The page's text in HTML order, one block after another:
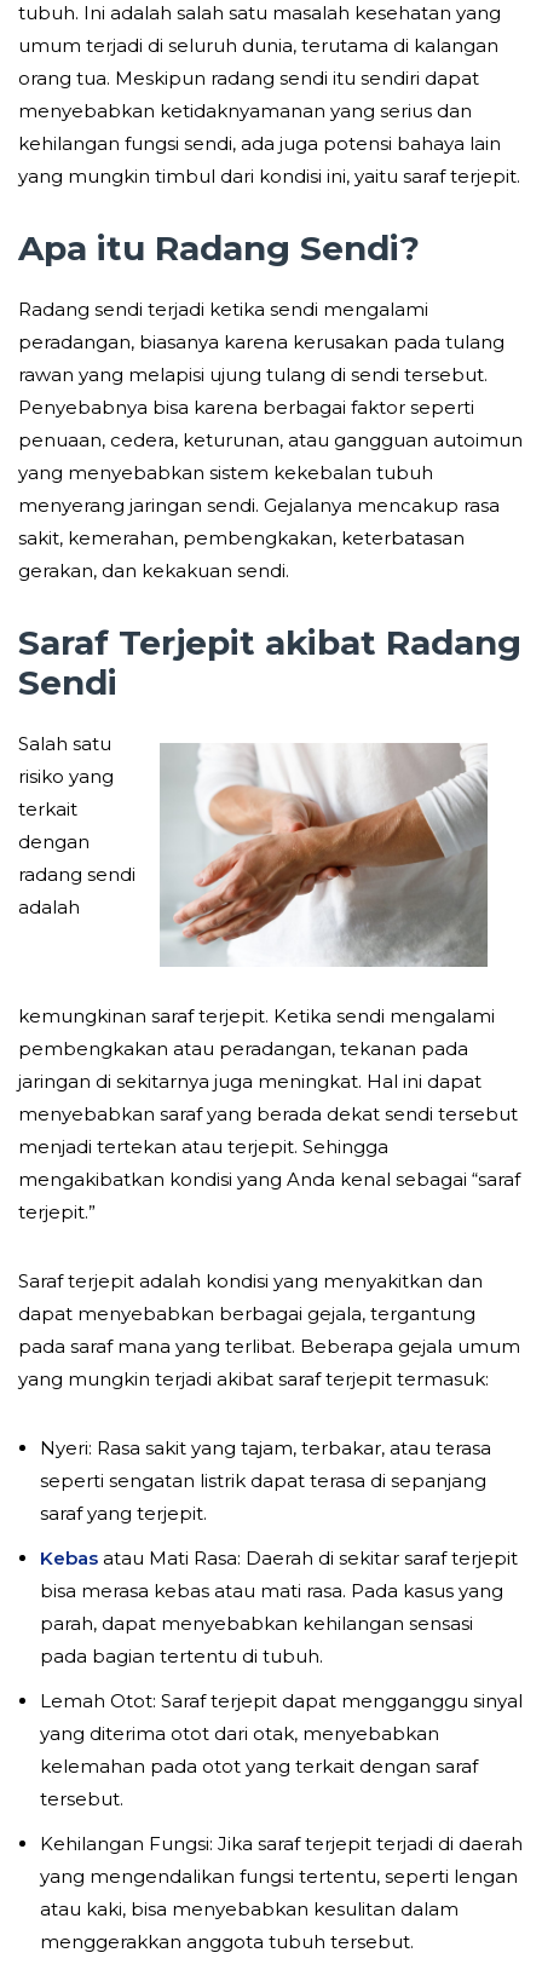
tubuh. Ini adalah salah satu masalah kesehatan yang
umum terjadi di seluruh dunia, terutama di kalangan
orang tua. Meskipun radang sendi itu sendiri dapat
menyebabkan ketidaknyamanan yang serius dan
kehilangan fungsi sendi, ada juga potensi bahaya lain
yang mungkin timbul dari kondisi ini, yaitu saraf terjepit.
Apa itu Radang Sendi?
Radang sendi terjadi ketika sendi mengalami
peradangan, biasanya karena kerusakan pada tulang
rawan yang melapisi ujung tulang di sendi tersebut.
Penyebabnya bisa karena berbagai faktor seperti
penuaan, cedera, keturunan, atau gangguan autoimun
yang menyebabkan sistem kekebalan tubuh
menyerang jaringan sendi. Gejalanya mencakup rasa
sakit, kemerahan, pembengkakan, keterbatasan
gerakan, dan kekakuan sendi.
Saraf Terjepit akibat Radang
Sendi
Salah satu
risiko yang
terkait
dengan
radang sendi
adalah
kemungkinan saraf terjepit. Ketika sendi mengalami
pembengkakan atau peradangan, tekanan pada
jaringan di sekitarnya juga meningkat. Hal ini dapat
menyebabkan saraf yang berada dekat sendi tersebut
menjadi tertekan atau terjepit. Sehingga
mengakibatkan kondisi yang Anda kenal sebagai “saraf
terjepit.”
Saraf terjepit adalah kondisi yang menyakitkan dan
dapat menyebabkan berbagai gejala, tergantung
pada saraf mana yang terlibat. Beberapa gejala umum
yang mungkin terjadi akibat saraf terjepit termasuk:
Nyeri: Rasa sakit yang tajam, terbakar, atau terasa
seperti sengatan listrik dapat terasa di sepanjang
saraf yang terjepit.
Kebas atau Mati Rasa: Daerah di sekitar saraf terjepit
bisa merasa kebas atau mati rasa. Pada kasus yang
parah, dapat menyebabkan kehilangan sensasi
pada bagian tertentu di tubuh.
Lemah Otot: Saraf terjepit dapat mengganggu sinyal
yang diterima otot dari otak, menyebabkan
kelemahan pada otot yang terkait dengan saraf
tersebut.
Kehilangan Fungsi: Jika saraf terjepit terjadi di daerah
yang mengendalikan fungsi tertentu, seperti lengan
atau kaki, bisa menyebabkan kesulitan dalam
menggerakkan anggota tubuh tersebut.